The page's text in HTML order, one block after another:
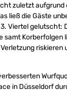
zuletzt
ließ die Gäste
Viertel gelutscht:
samt
in Düsseldorf